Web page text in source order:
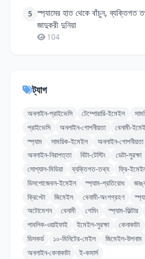
5 স্প্যামের হাত থেকে বাঁচুন, ব্যক্তিগত
জাদুকরী দুনিয়া
104
ট্যাগ
অনলাইন-প্রাইভেসি টেম্পোরারি-ইমেইল
প্রাইভেসি
অনলাইন-গোপনীয়তা বেনামী-
স্প্যাম
সাময়িক-ইমেইল অনলাইন-গোপনীয়তা
অনলাইন-নিরাপত্তা
বিটা-টেস্টিং ডেটা-সুরক্ষা
সোশ্যাল-মিডিয়া
ব্যক্তিগত-তথ্য ফ্রি-
ডিসপোজেবল-ইমেইল
স্প্যাম-প্রতিরোধ
ক্রিপ্টো
জিমেইল বেনামী-অংশগ্রহণ
অটোমেশন
বেনামী গেমিং স্প্যাম-ফিল্টার
পাবলিক-ওয়াইফাই
ইমেইল-সুরক্ষা কেনাকাটা
ডিসকর্ড
১০-মিনিটের-মেইল জিমেইল-উপনাম
অনলাইন-কেনাকাটা
ই-কমার্স